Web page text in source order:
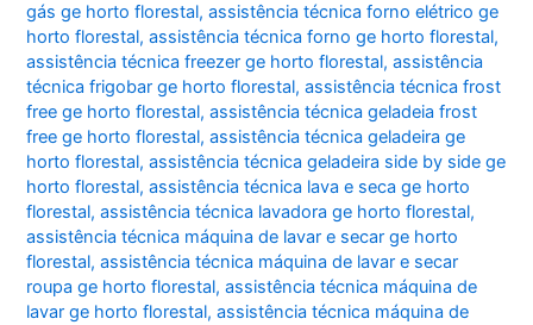
gás ge horto florestal,assistência técnica forno elétrico ge
horto florestal,assistência técnica forno ge horto florestal,
assistência técnica freezer ge horto florestal,assistência
técnica frigobar ge horto florestal,assistência técnica frost
free ge horto florestal,assistência técnica geladeia frost
free ge horto florestal,assistência técnica geladeira ge
horto florestal,assistência técnica geladeira side by side ge
horto florestal,assistência técnica lava e seca ge horto
florestal,assistência técnica lavadora ge horto florestal,
assistência técnica máquina de lavar e secar ge horto
florestal,assistência técnica máquina de lavar e secar
roupa ge horto florestal,assistência técnica máquina de
lavar ge horto florestal,assistência técnica máquina de